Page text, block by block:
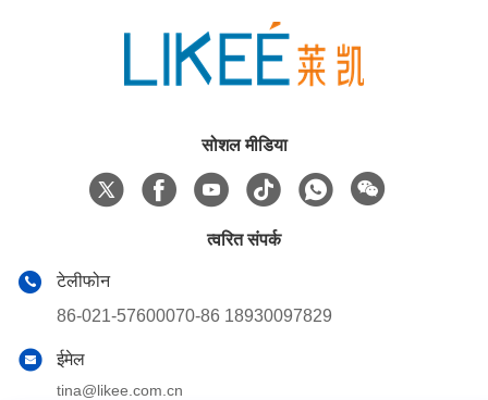
सोशल मीडिया
त्वरित संपर्क
टेलीफोन
86-021-57600070-86 18930097829
ईमेल
tina@likee.com.cn